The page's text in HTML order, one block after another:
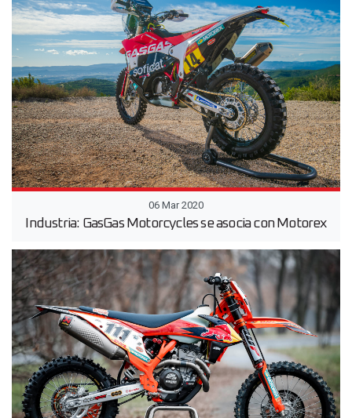
06 Mar 2020
Industria: GasGas Motorcycles se asocia con Motorex